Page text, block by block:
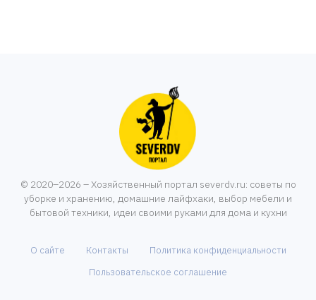
© 2020–2026 – Хозяйственный портал severdv.ru: советы по
уборке и хранению, домашние лайфхаки, выбор мебели и
бытовой техники, идеи своими руками для дома и кухни
О сайте Контакты
Политика конфиденциальности
Пользовательское соглашение